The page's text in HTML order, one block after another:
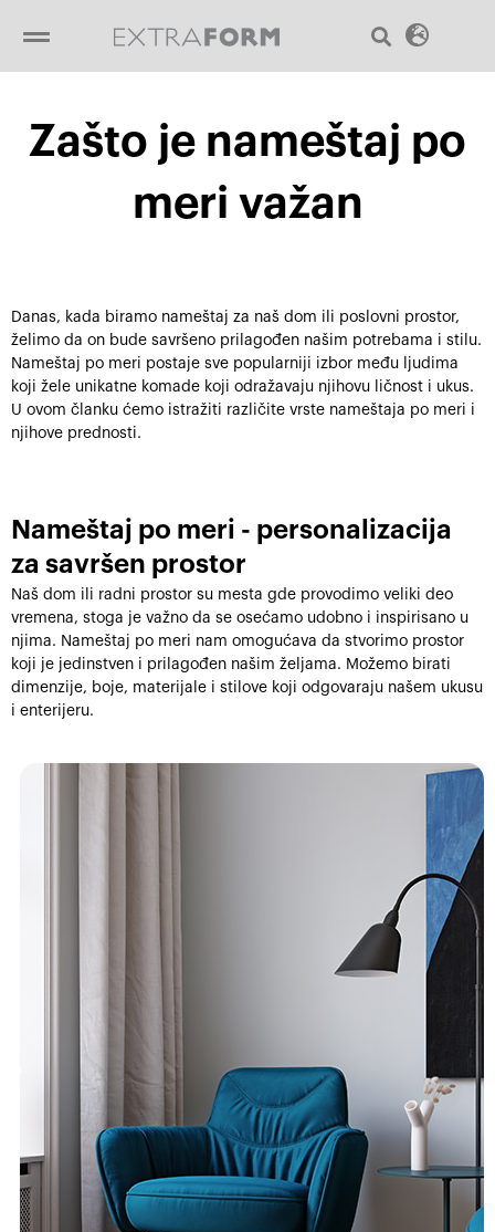
Menu
Zašto je nameštaj po
meri važan
Danas, kada biramo nameštaj za naš dom ili poslovni prostor,
želimo da on bude savršeno prilagođen našim potrebama i stilu.
Nameštaj po meri postaje sve popularniji izbor među ljudima
koji žele unikatne komade koji odražavaju njihovu ličnost i ukus.
U ovom članku ćemo istražiti različite vrste nameštaja po meri i
njihove prednosti.
Nameštaj po meri - personalizacija
za savršen prostor
Naš dom ili radni prostor su mesta gde provodimo veliki deo
vremena, stoga je važno da se osećamo udobno i inspirisano u
njima. Nameštaj po meri nam omogućava da stvorimo prostor
koji je jedinstven i prilagođen našim željama. Možemo birati
dimenzije, boje, materijale i stilove koji odgovaraju našem ukusu
i enterijeru.